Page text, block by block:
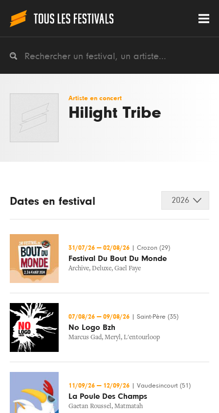
Artiste en concert
Hilight Tribe
Dates en festival 2026
31/07/26 — 02/08/26 Crozon (29)
Festival Du Bout Du Monde
Archive, Deluxe, Gael Faye
07/08/26 — 09/08/26 Saint-Père (35)
No Logo Bzh
Marcus Gad, Meryl, L'entourloop
11/09/26 — 12/09/26 Vaudesincourt (51)
La Poule Des Champs
Gaetan Roussel, Matmatah